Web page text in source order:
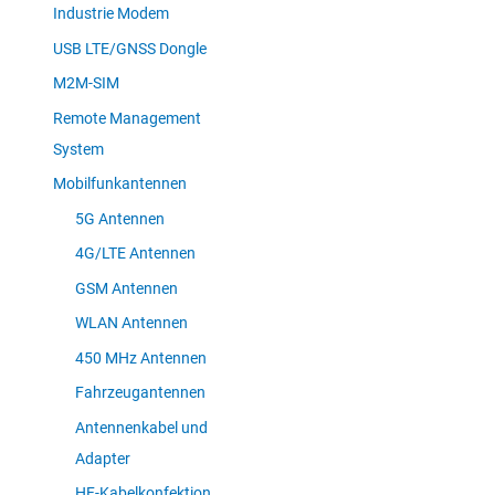
Industrie Modem
USB LTE/GNSS Dongle
M2M-SIM
Remote Management
System
Mobilfunkantennen
5G Antennen
4G/LTE Antennen
GSM Antennen
WLAN Antennen
450 MHz Antennen
Fahrzeugantennen
Antennenkabel und
Adapter